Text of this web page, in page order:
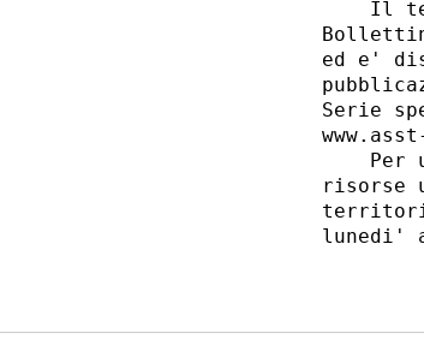
Il
ed e'
Serie
Per
risorse
lunedi'